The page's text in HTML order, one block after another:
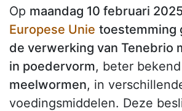
Op maandag 10 februari
Europese Unie toestemming
de verwerking van Tenebrio
in poedervorm, beter
meelwormen, in
voedingsmiddelen. Deze